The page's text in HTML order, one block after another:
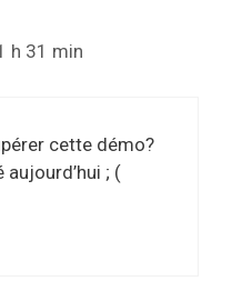
h 31 min
cette démo?
; (